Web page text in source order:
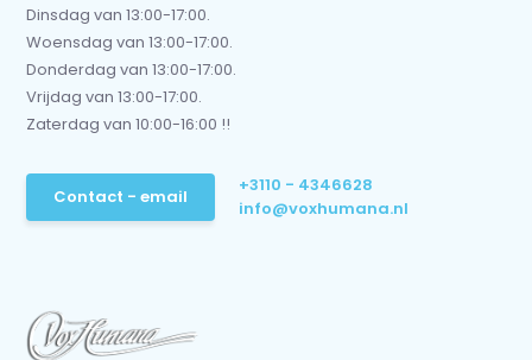
Dinsdag van 13:00-17:00.
Woensdag van 13:00-17:00.
Donderdag van 13:00-17:00.
Vrijdag van 13:00-17:00.
Zaterdag van 10:00-16:00 !!
Contact - email
+3110 - 4346628
info@voxhumana.nl